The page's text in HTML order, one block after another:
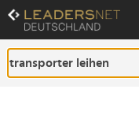
Zum
Inhalt
Zur
Fußzeilen-
Navigation